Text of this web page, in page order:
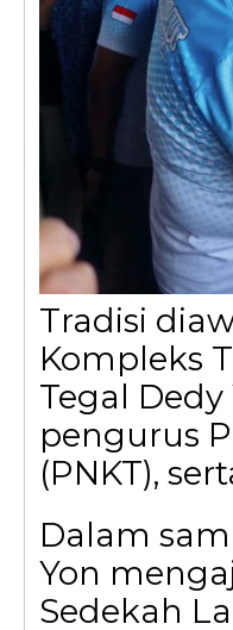
Tradisi
Kompleks
Tegal
pengurus
(PNKT),
Dalam
Yon
Sedekah